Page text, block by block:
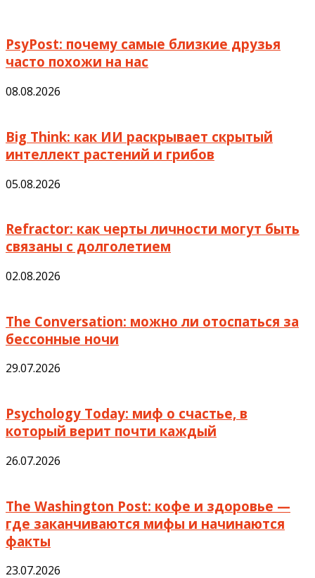
PsyPost: почему самые близкие друзья
часто похожи на нас
08.08.2026
Big Think: как ИИ раскрывает скрытый
интеллект растений и грибов
05.08.2026
Refractor: как черты личности могут быть
связаны с долголетием
02.08.2026
The Conversation: можно ли отоспаться за
бессонные ночи
29.07.2026
Psychology Today: миф о счастье, в
который верит почти каждый
26.07.2026
The Washington Post: кофе и здоровье —
где заканчиваются мифы и начинаются
факты
23.07.2026